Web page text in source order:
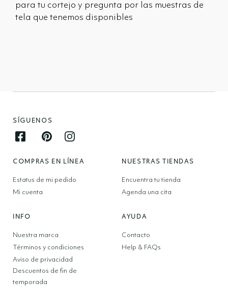
para tu cortejo y pregunta por las muestras de
tela que tenemos disponibles
SÍGUENOS
Facebook opens in new window
Pinterest opens in new window
Instagram opens in new window
COMPRAS EN LÍNEA
Estatus de mi pedido
Mi cuenta
NUESTRAS TIENDAS
Encuentra tu tienda
Agenda una cita
INFO
Nuestra marca
Términos y condiciones
Aviso de privacidad
Descuentos de fin de
temporada
AYUDA
Contacto
Help & FAQs